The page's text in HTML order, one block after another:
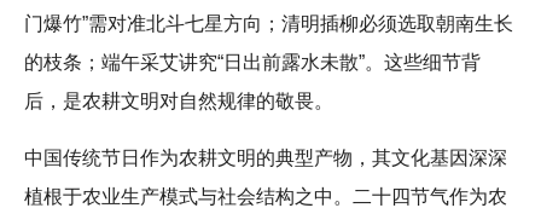
门爆竹”需对准北斗七星方向；清明插柳必须选取朝南生长
的枝条；端午采艾讲究“日出前露水未散”。这些细节背
后，是农耕文明对自然规律的敬畏。
中国传统节日作为农耕文明的典型产物，其文化基因深深
植根于农业生产模式与社会结构之中。二十四节气作为农